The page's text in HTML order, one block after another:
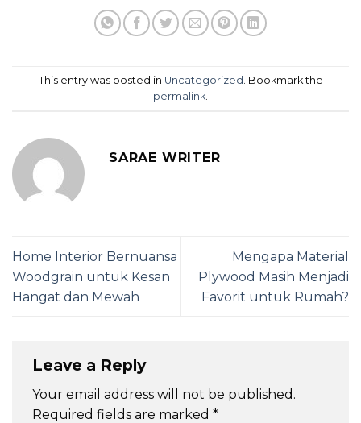
This entry was posted in Uncategorized . Bookmark the
permalink
SARAE WRITER
Home Interior Bernuansa
Woodgrain untuk Kesan
Hangat dan Mewah
Mengapa Material
Plywood Masih Menjadi
Favorit untuk Rumah?
Leave a Reply
Your email address will not be published.
Required fields are marked *